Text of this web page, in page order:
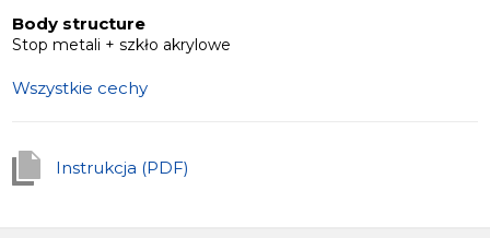
Body structure
Stop metali + szkło akrylowe
Wszystkie cechy
Instrukcja (PDF)